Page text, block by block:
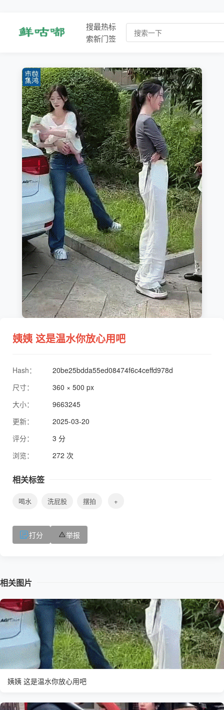
搜
索
最
新
热
门
标
签
姨姨 这是温水你放心用吧
Hash：
20be25bdda55ed08474f6c4ceffd978d
尺寸：
360 × 500 px
大小：
9663245
更新：
2025-03-20
评分：
3 分
浏览：
272 次
相关标签
喝水 洗屁股 摆拍 +
打分 举报
相关图片
姨姨 这是温水你放心用吧